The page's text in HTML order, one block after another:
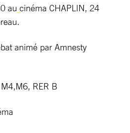
au cinéma CHAPLIN, 24
animé par Amnesty
RER B